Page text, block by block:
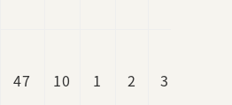
47 10 1 2 3